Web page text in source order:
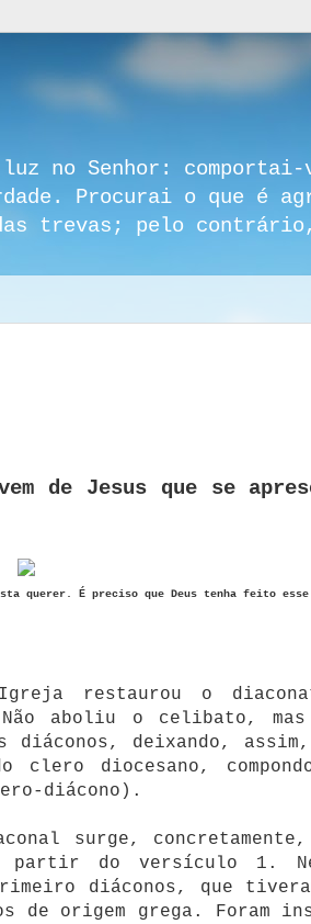
no Senhor:
Procurai o que é
trevas; pelo
de Jesus que se
querer. É preciso que Deus tenha feito esse
restaurou o
Não aboliu o celibato,
diáconos, deixando,
diocesano,
diácono).
surge,
do versículo 1.
diáconos, que
origem grega. Foram